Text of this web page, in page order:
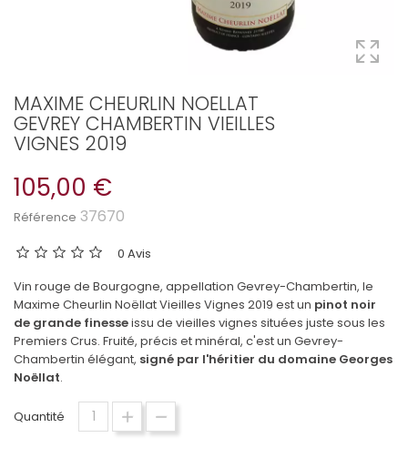
MAXIME CHEURLIN NOELLAT
GEVREY CHAMBERTIN VIEILLES
VIGNES 2019
105,00 €
Référence 37670
0 Avis
Vin rouge de Bourgogne, appellation Gevrey-Chambertin, le
Maxime Cheurlin Noëllat Vieilles Vignes 2019 est un pinot noir
de grande finesseissu de vieilles vignes situées juste sous les
Premiers Crus. Fruité, précis et minéral, c'est un Gevrey-
Chambertin élégant, signé par l'héritier du domaine Georges
Noëllat.
Quantité